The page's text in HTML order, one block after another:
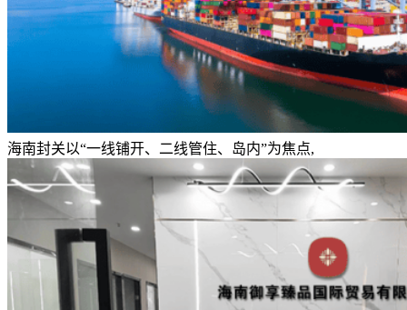
海南封关以“一线铺开、二线管住、岛内”为焦点,